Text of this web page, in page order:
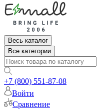
Весь каталог
Все категории
+7 (800) 551-87-08
Войти
Сравнение